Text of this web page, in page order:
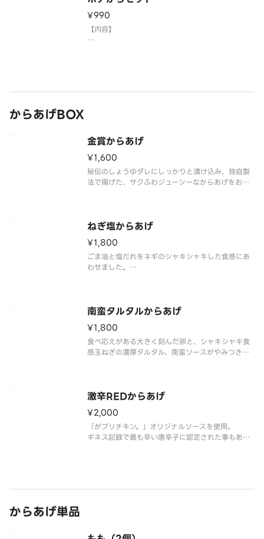
¥990
【内容】
からあげBOX
金賞からあげ
¥1,600
秘伝のしょうゆダレにしっかりと漬け込み、独自製
法で揚げた、サクふわジューシーなからあげをお楽
ねぎ塩からあげ
¥1,800
ごま油と塩だれをネギのシャキシャキした食感にあ
わせました。
南蛮タルタルからあげ
¥1,800
食べ応えがある大きく刻んだ卵と、シャキシャキ食
感玉ねぎの濃厚タルタル、南蛮ソースがやみつき
激辛REDからあげ
¥2,000
「がブリチキン。」オリジナルソースを使用。
ギネス記録で最も辛い唐辛子に認定された事もある
からあげ単品